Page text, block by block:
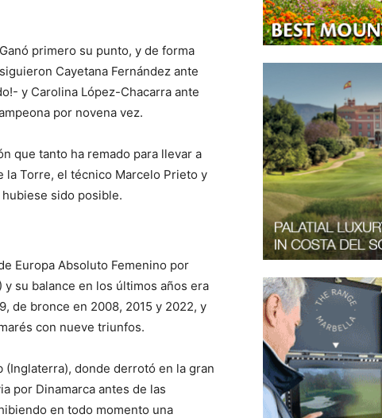
primero su punto, y de forma
Cayetana Fernández ante
y Carolina López-Chacarra ante
por novena vez.
que tanto ha remado para llevar a
la Torre, el técnico Marcelo Prieto y
sido posible.
Europa Absoluto Femenino por
y su balance en los últimos años era
de bronce en 2008, 2015 y 2022, y
con nueve triunfos.
donde derrotó en la gran
por Dinamarca antes de las
en todo momento una